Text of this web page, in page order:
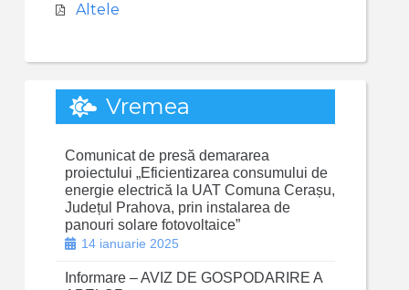
Altele
Vremea
Comunicat de presă demararea
proiectului „Eficientizarea consumului de
energie electrică la UAT Comuna Cerașu,
Județul Prahova, prin instalarea de
panouri solare fotovoltaice”
14 ianuarie 2025
Informare – AVIZ DE GOSPODARIRE A